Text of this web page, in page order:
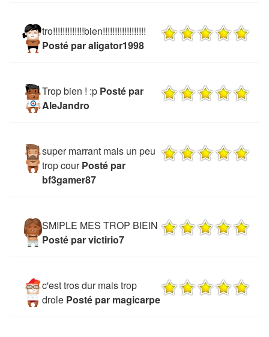
tro!!!!!!!!!!!!!bien!!!!!!!!!!!!!!!!!!
Posté par aligator1998
Trop bien ! :p Posté par
AleJandro
super marrant mais un peu
trop cour Posté par
bf3gamer87
SMIPLE MES TROP BIEIN
Posté par victirio7
c'est tros dur mais trop
drole Posté par magicarpe